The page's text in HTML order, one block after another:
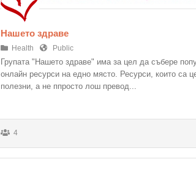
Нашето здраве
Health Public
Групата "Нашето здраве" има за цел да събере
онлайн ресурси на едно място. Ресурси, които са
полезни, а не ппросто лош превод...
4